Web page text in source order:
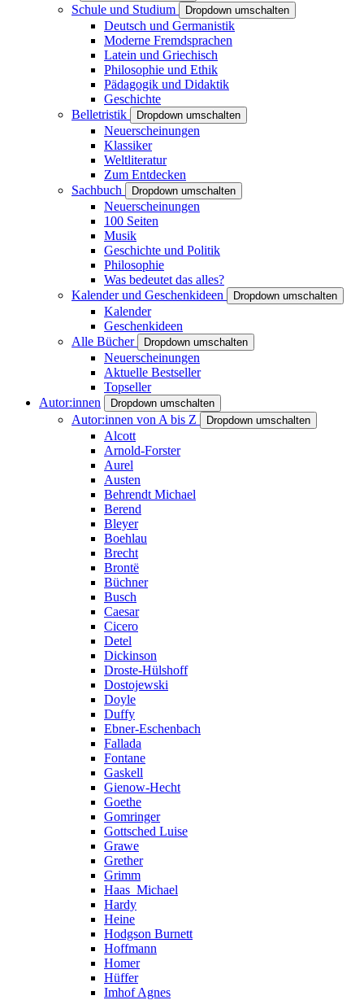
Schule und Studium Dropdown umschalten
Deutsch und Germanistik
Moderne Fremdsprachen
Latein und Griechisch
Philosophie und Ethik
Pädagogik und Didaktik
Geschichte
Belletristik
Dropdown umschalten
Neuerscheinungen
Klassiker
Weltliteratur
Zum Entdecken
Sachbuch
Dropdown umschalten
Neuerscheinungen
100 Seiten
Musik
Geschichte und Politik
Philosophie
Was bedeutet das alles?
Kalender und Geschenkideen
Dropdown umschalten
Kalender
Geschenkideen
Alle Bücher
Dropdown umschalten
Neuerscheinungen
Aktuelle Bestseller
Topseller
Autor:innen
Dropdown umschalten
Autor:innen von A bis Z Dropdown umschalten
Alcott
Arnold-Forster
Aurel
Austen
Behrendt Michael
Berend
Bleyer
Boehlau
Brecht
Brontë
Büchner
Busch
Caesar
Cicero
Detel
Dickinson
Droste-Hülshoff
Dostojewski
Doyle
Duffy
Ebner-Eschenbach
Fallada
Fontane
Gaskell
Gienow-Hecht
Goethe
Gomringer
Gottsched Luise
Grawe
Grether
Grimm
Haas_Michael
Hardy
Heine
Hodgson Burnett
Hoffmann
Homer
Hüffer
Imhof Agnes